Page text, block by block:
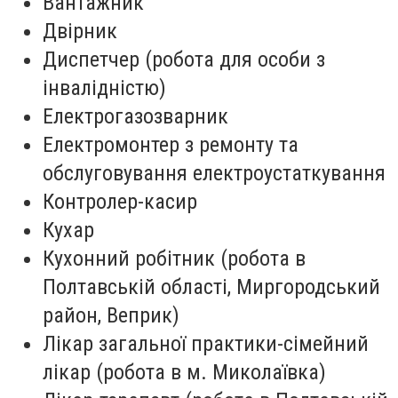
Двірник
Диспетчер (робота для особи з
інвалідністю)
Електрогазозварник
Електромонтер з ремонту та
обслуговування електроустаткування
Контролер-касир
Кухар
Кухонний робітник (робота в
Полтавській області, Миргородський
район, Веприк)
Лікар загальної практики-сімейний
лікар (робота в м. Миколаївка)